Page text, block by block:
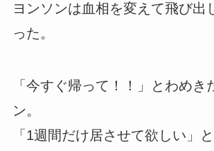
ヨンソンは血相を変えて飛び出
った。
「今すぐ帰って！！」とわめき
ン。
「1週間だけ居させて欲しい」